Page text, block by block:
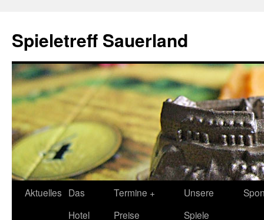
Spieletreff Sauerland
Zum
Aktuelles Das
Hotel
Termine +
Preise
Unsere
Spiele